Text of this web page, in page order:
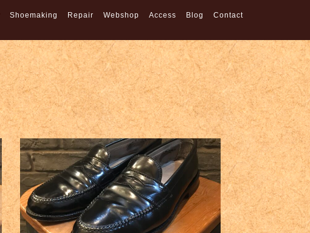
Shoemaking Repair Webshop Access Blog Contact